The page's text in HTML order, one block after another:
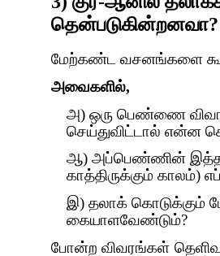
தென்படுகின்றனவா?
மேற்கண்ட வசனங்களை
அவைகளில்,
அ) ஒரு பெண்ணை
செய்துவிட்டால் என்ன
ஆ) அப்பெண்ணின் இத்தா
காத்திருக்கும் காலம்)
இ) தலாக் கொடுக்கும்
கையாளவேண்டும்?
போன்ற விவரங்கள்